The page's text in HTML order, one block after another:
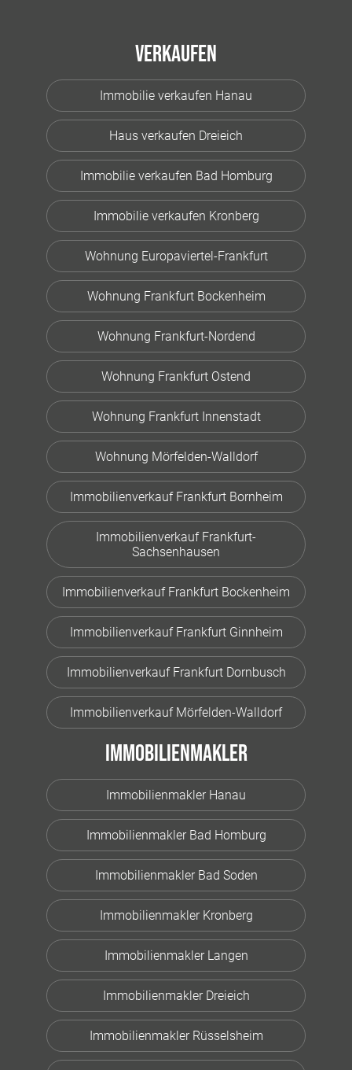
Verkaufen
Immobilie verkaufen Hanau
Haus verkaufen Dreieich
Immobilie verkaufen Bad Homburg
Immobilie verkaufen Kronberg
Wohnung Europaviertel-Frankfurt
Wohnung Frankfurt Bockenheim
Wohnung Frankfurt-Nordend
Wohnung Frankfurt Ostend
Wohnung Frankfurt Innenstadt
Wohnung Mörfelden-Walldorf
Immobilienverkauf Frankfurt Bornheim
Immobilienverkauf Frankfurt-
Sachsenhausen
Immobilienverkauf Frankfurt Bockenheim
Immobilienverkauf Frankfurt Ginnheim
Immobilienverkauf Frankfurt Dornbusch
Immobilienverkauf Mörfelden-Walldorf
Immobilienmakler
Immobilienmakler Hanau
Immobilienmakler Bad Homburg
Immobilienmakler Bad Soden
Immobilienmakler Kronberg
Immobilienmakler Langen
Immobilienmakler Dreieich
Immobilienmakler Rüsselsheim